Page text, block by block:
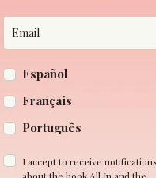
Español
Français
Português
I accept to receive